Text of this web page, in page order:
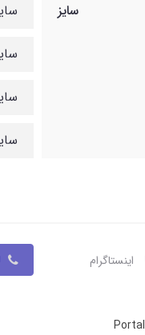
سایز سایز۱:قد بلوز
سایز۲:قد بلوز
سایز ۳:قد بلوز
سایز۴:قد بلوز
اینستاگرام
Portal